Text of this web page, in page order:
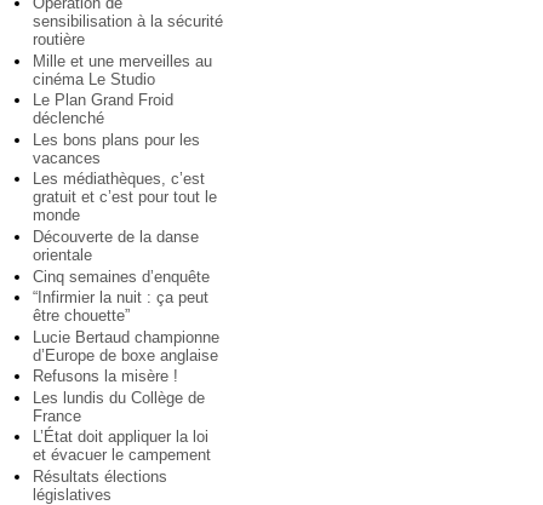
sensibilisation à la sécurité
routière
Mille et une merveilles au
cinéma Le Studio
Le Plan Grand Froid
déclenché
Les bons plans pour les
vacances
Les médiathèques, c’est
gratuit et c’est pour tout le
monde
Découverte de la danse
orientale
Cinq semaines d’enquête
“Infirmier la nuit : ça peut
être chouette”
Lucie Bertaud championne
d’Europe de boxe anglaise
Refusons la misère !
Les lundis du Collège de
France
L’État doit appliquer la loi
et évacuer le campement
Résultats élections
législatives